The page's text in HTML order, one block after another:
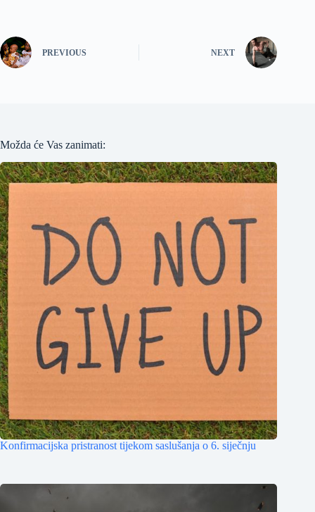
PREVIOUS NEXT
Možda će Vas zanimati:
Konfirmacijska pristranost tijekom saslušanja o 6. siječnju